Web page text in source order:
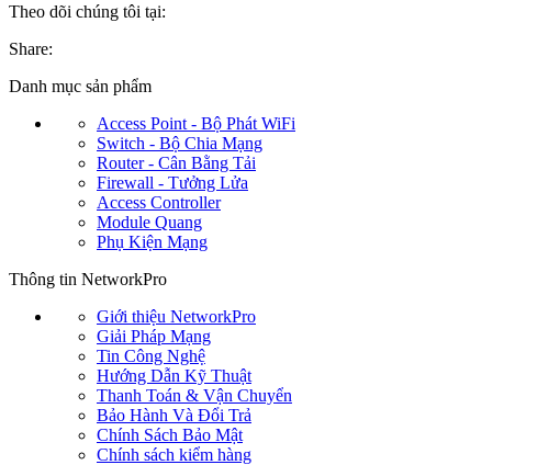
Theo dõi chúng tôi tại:
Share:
Danh mục sản phẩm
Access Point - Bộ Phát WiFi
Switch - Bộ Chia Mạng
Router - Cân Bằng Tải
Firewall - Tưởng Lửa
Access Controller
Module Quang
Phụ Kiện Mạng
Thông tin NetworkPro
Giới thiệu NetworkPro
Giải Pháp Mạng
Tin Công Nghệ
Hướng Dẫn Kỹ Thuật
Thanh Toán & Vận Chuyển
Bảo Hành Và Đổi Trả
Chính Sách Bảo Mật
Chính sách kiểm hàng